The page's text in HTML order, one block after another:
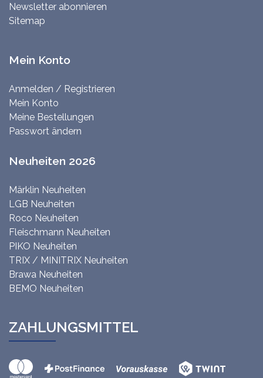
Newsletter abonnieren
Sitemap
Mein Konto
Anmelden / Registrieren
Mein Konto
Meine Bestellungen
Passwort ändern
Neuheiten 2026
Märklin Neuheiten
LGB Neuheiten
Roco Neuheiten
Fleischmann Neuheiten
PIKO Neuheiten
TRIX / MINITRIX Neuheiten
Brawa Neuheiten
BEMO Neuheiten
ZAHLUNGSMITTEL